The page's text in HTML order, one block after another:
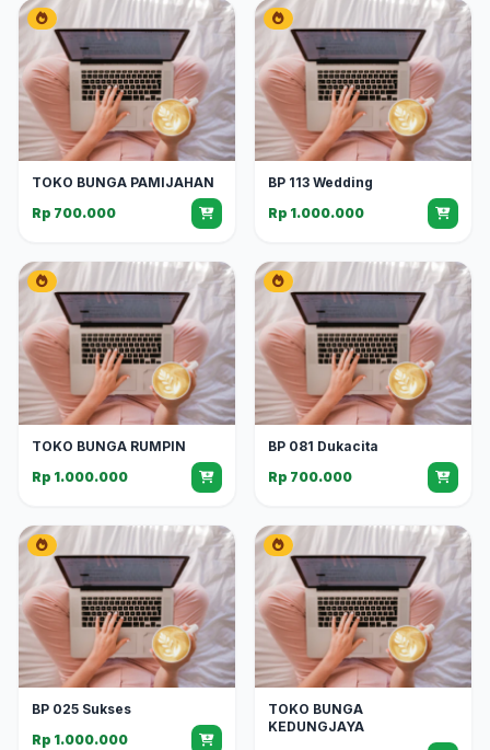
TOKO BUNGA PAMIJAHAN
Rp 700.000
BP 113 Wedding
Rp 1.000.000
TOKO BUNGA RUMPIN
Rp 1.000.000
BP 081 Dukacita
Rp 700.000
BP 025 Sukses
Rp 1.000.000
TOKO BUNGA
KEDUNGJAYA